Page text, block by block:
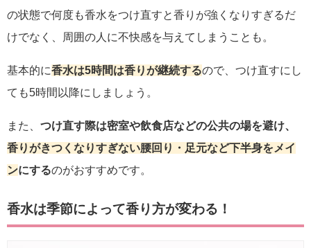
の状態で何度も香水をつけ直すと香りが強くなりすぎるだ
けでなく、周囲の人に不快感を与えてしまうことも。
基本的に香水は5時間は香りが継続するので、つけ直すにし
ても5時間以降にしましょう。
また、 つけ直す際は密室や飲食店などの公共の場を避け、
香りがきつくなりすぎない腰回り・足元など下半身をメイ
ンにするのがおすすめです。
香水は季節によって香り方が変わる！